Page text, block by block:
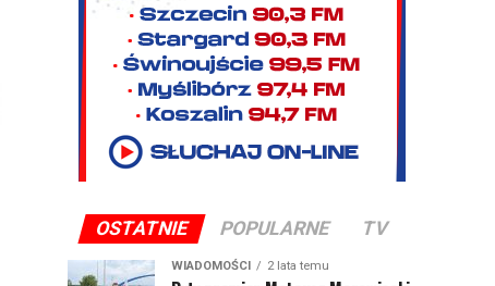
OSTATNIE POPULARNE TV
WIADOMOŚCI 2 lata temu